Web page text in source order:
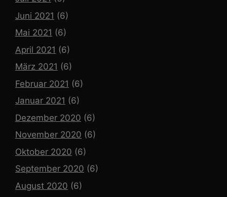
Juni 2021 (6)
Mai 2021 (6)
April 2021 (6)
März 2021 (6)
Februar 2021 (6)
Januar 2021 (6)
Dezember 2020 (6)
November 2020 (6)
Oktober 2020 (6)
September 2020 (6)
August 2020 (6)